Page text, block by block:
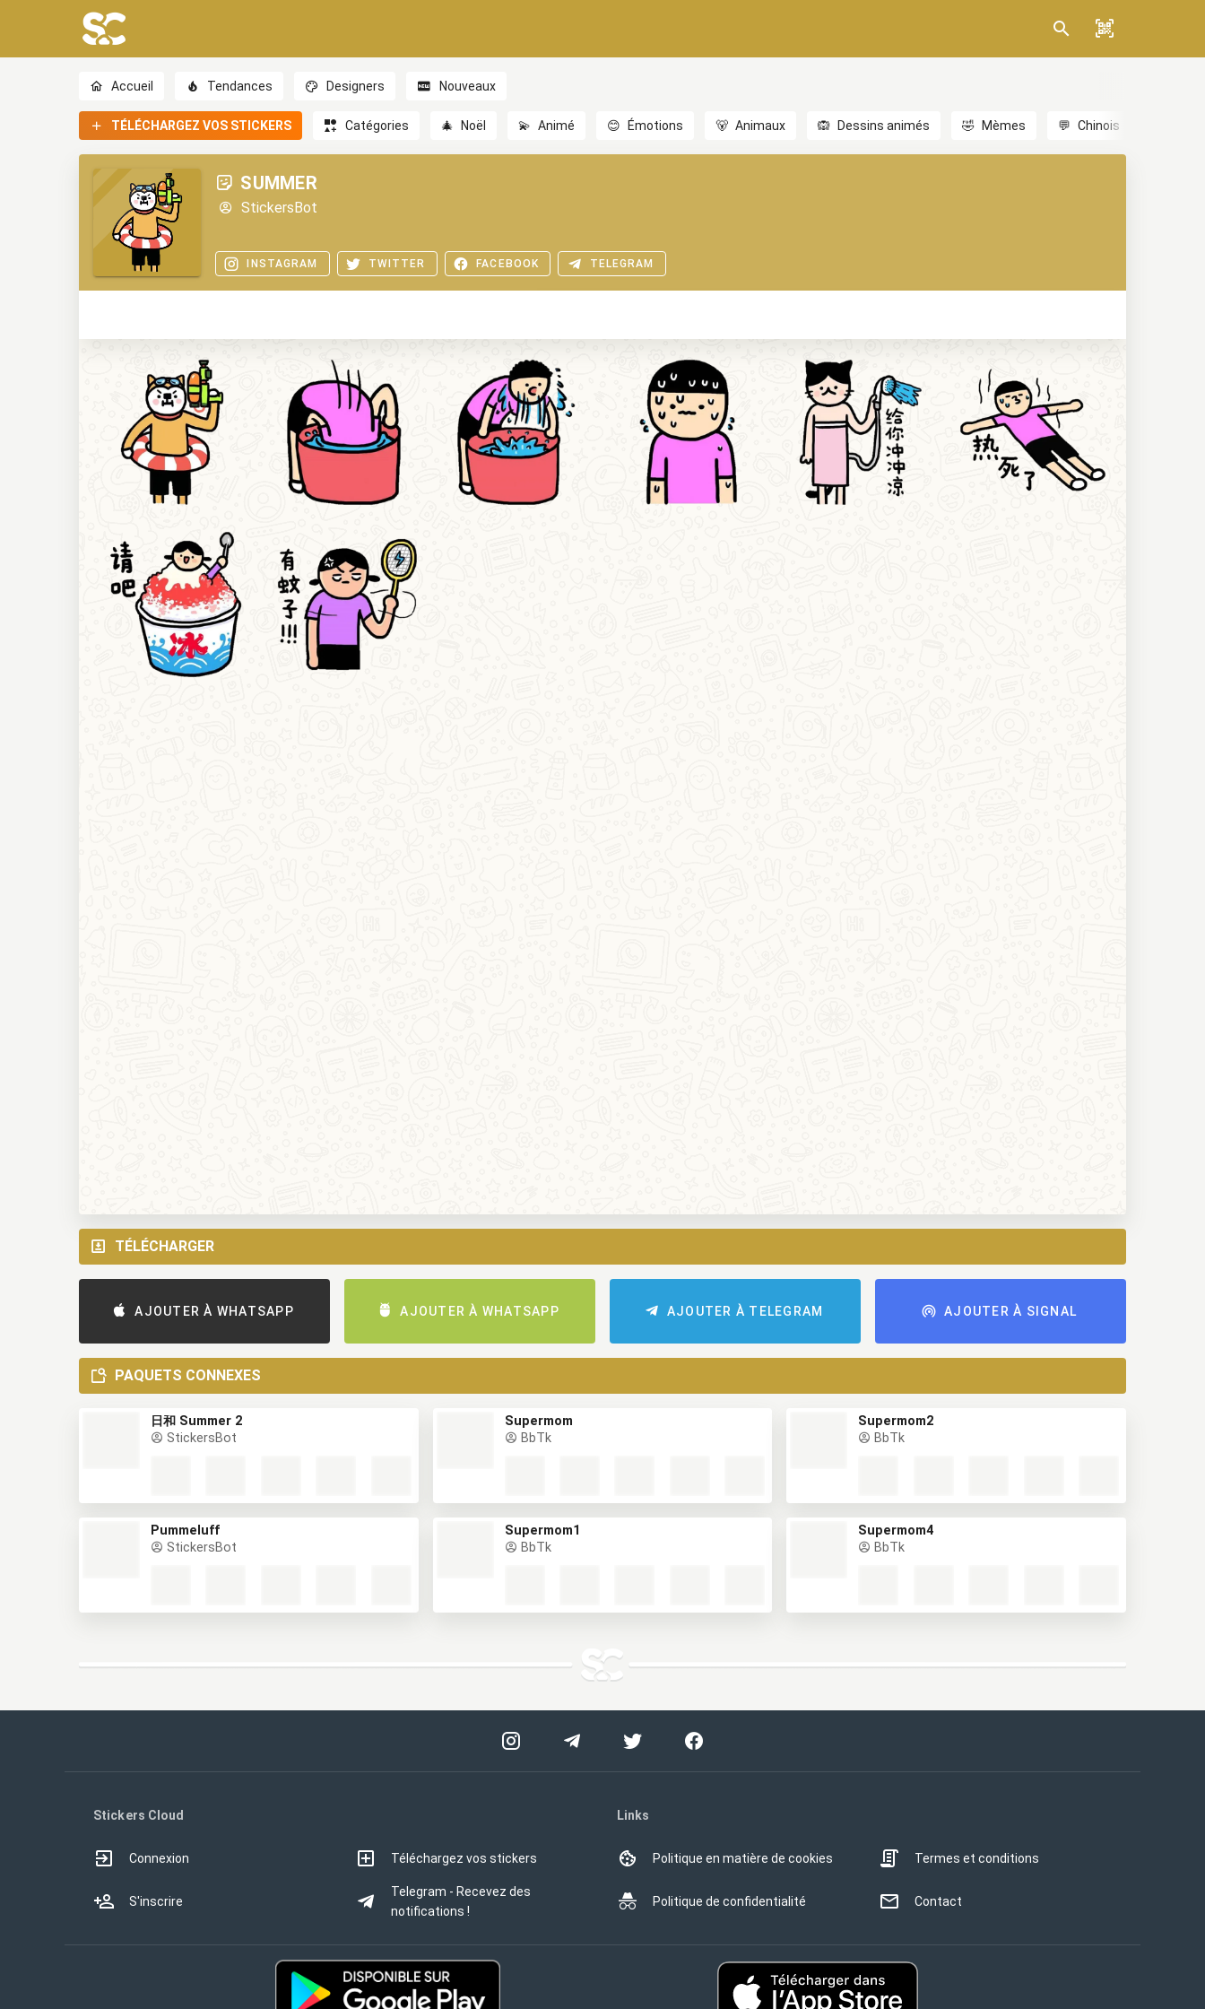
Accueil Tendances Designers Nouveaux
TÉLÉCHARGEZ VOS STICKERS Catégories 🎄 Noël 💫 Animé 😊 Émotions 🐻 Animaux 🙉 Dessins animés 🤣 Mèmes 💬 Chinois
SUMMER
StickersBot
INSTAGRAM TWITTER FACEBOOK TELEGRAM
TÉLÉCHARGER
AJOUTER À WHATSAPP AJOUTER À WHATSAPP AJOUTER À TELEGRAM AJOUTER À SIGNAL
PAQUETS CONNEXES
日和 Summer 2
StickersBot
Supermom
BbTk
Supermom2
BbTk
Pummeluff
StickersBot
Supermom1
BbTk
Supermom4
BbTk
Stickers Cloud
Connexion
S'inscrire
Téléchargez vos stickers
Telegram - Recevez des
notifications !
Links
Politique en matière de cookies
Politique de confidentialité
Termes et conditions
Contact